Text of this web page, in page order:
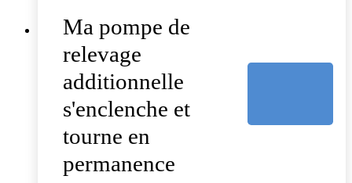
Ma pompe de
relevage
additionnelle
s'enclenche et
tourne en
permanence